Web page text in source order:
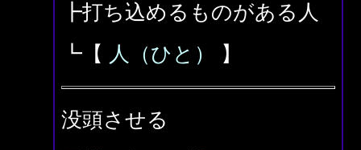
┣打ち込めるものがある人
┗【 人（ひと） 】
没頭させる